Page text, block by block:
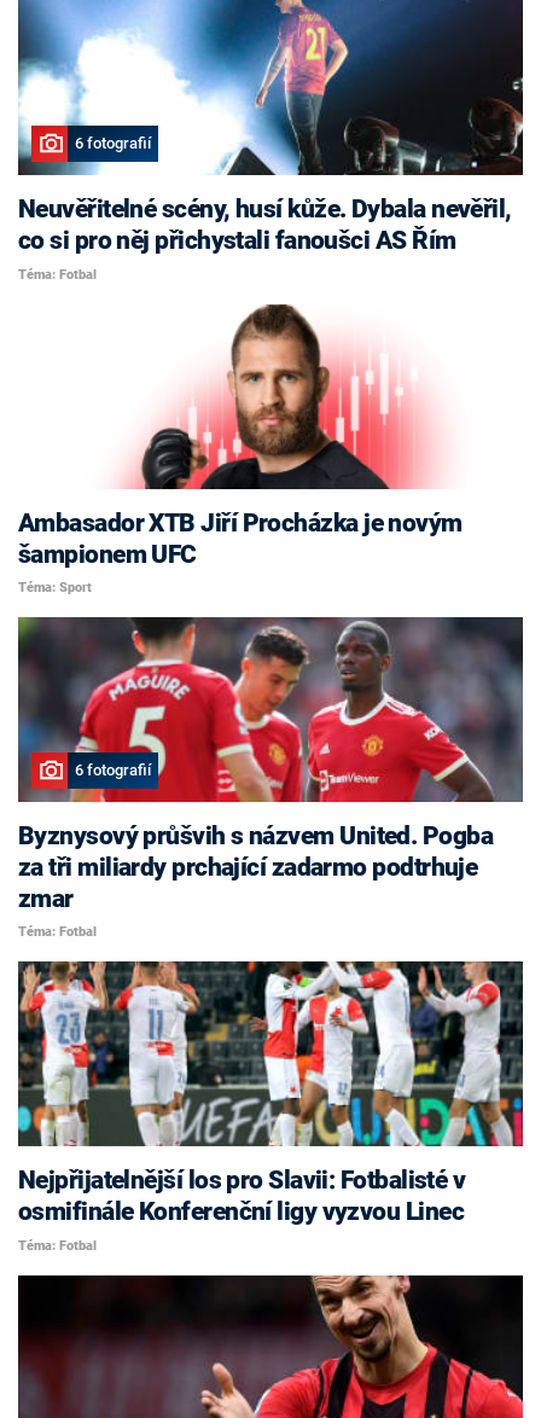
6 fotografií
Neuvěřitelné scény, husí kůže. Dybala nevěřil,
co si pro něj přichystali fanoušci AS Řím
Téma: Fotbal
Ambasador XTB Jiří Procházka je novým
šampionem UFC
Téma: Sport
6 fotografií
Byznysový průšvih s názvem United. Pogba
za tři miliardy prchající zadarmo podtrhuje
zmar
Téma: Fotbal
Nejpřijatelnější los pro Slavii: Fotbalisté v
osmifinále Konferenční ligy vyzvou Linec
Téma: Fotbal